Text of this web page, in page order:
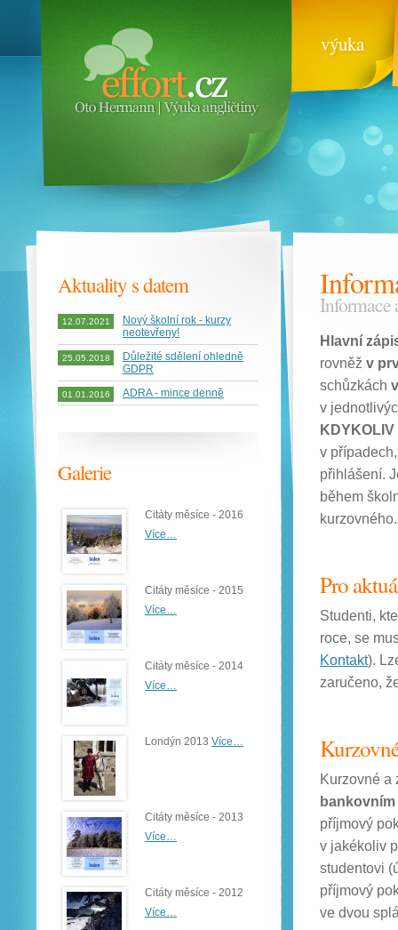
výuka
Informace
Hlavní
rovněž v
schůzkách
v
KDYKOLIV
v
přihlášení.
během
kurzovného.
Pro
Studenti,
roce, se
Kontakt).
zaručeno,
Kurzovné a
příjmový
v jakékoliv
studentovi
příjmový
ve dvou
Aktuality s datem
12.07.2021
Nový školní rok - kurzy
neotevřeny!
25.05.2018
Důležité sdělení ohledně
GDPR
01.01.2016 ADRA - mince denně
Galerie
Citáty měsíce - 2016
Více…
Citáty měsíce - 2015
Více…
Citáty měsíce - 2014
Více…
Londýn 2013 Více…
Citáty měsíce - 2013
Více…
Citáty měsíce - 2012
Více…